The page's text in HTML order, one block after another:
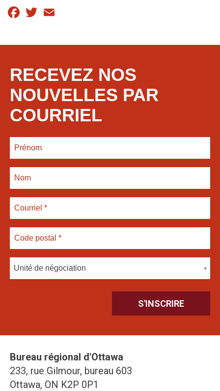
Facebook
Twitter
RECEVEZ NOS
NOUVELLES PAR
COURRIEL
Unité de négociation
Bureau régional d'Ottawa
233, rue Gilmour, bureau 603
Ottawa, ON K2P 0P1